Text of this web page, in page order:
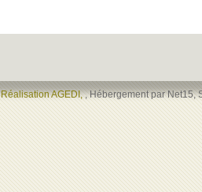
Réalisation AGEDI,, Hébergement par Net15,